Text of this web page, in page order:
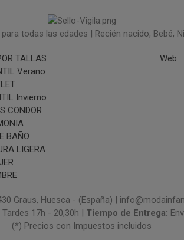
todas las edades | Recién nacido, Bebé,
TALLAS
Verano
Invierno
CONDOR
BAÑO
LIGERA
Web
Graus, Huesca - (España) |
17h - 20,30h | Tiempo de Entrega:
(*) Precios con Impuestos incluidos